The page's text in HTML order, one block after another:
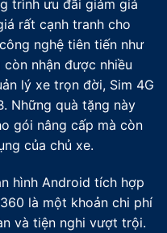
trình ưu đãi giảm giá
rất cạnh tranh cho
nghệ tiên tiến như
nhận được nhiều
lý xe trọn đời, Sim 4G
Những quà tặng này
gói nâng cấp mà còn
của chủ xe.
hình Android tích hợp
là một khoản chi phí
và tiện nghi vượt trội.